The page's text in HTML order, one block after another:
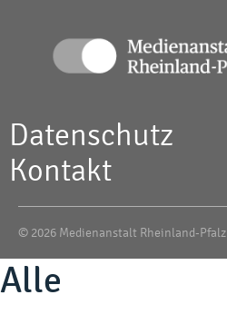
Datenschutz
Kontakt
© 2026 Medienanstalt Rheinland-Pfalz
Alle